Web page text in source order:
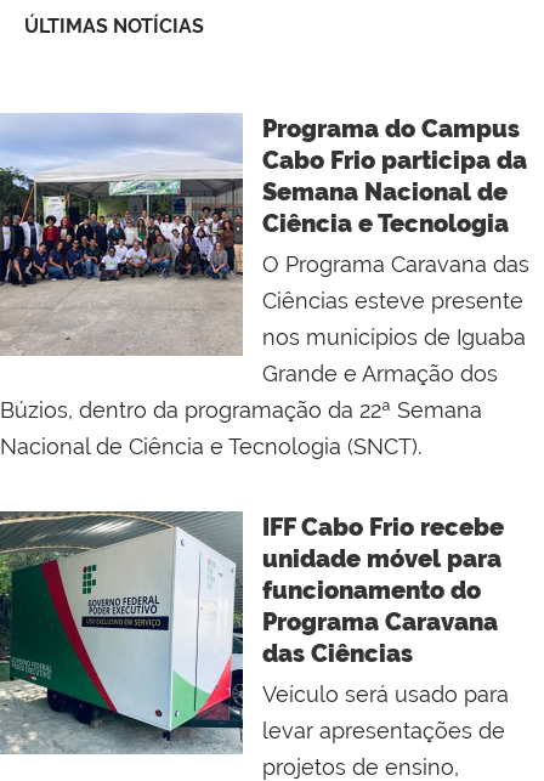
ÚLTIMAS NOTÍCIAS
Programa do Campus
Cabo Frio participa da
Semana Nacional de
Ciência e Tecnologia
O Programa Caravana das
Ciências esteve presente
nos municípios de Iguaba
Grande e Armação dos
Búzios, dentro da programação da 22ª Semana
Nacional de Ciência e Tecnologia (SNCT).
IFF Cabo Frio recebe
unidade móvel para
funcionamento do
Programa Caravana
das Ciências
Veículo será usado para
levar apresentações de
projetos de ensino,